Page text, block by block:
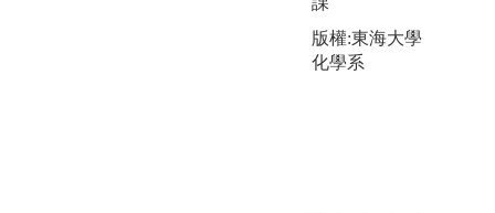
版權:東海大學
化學系